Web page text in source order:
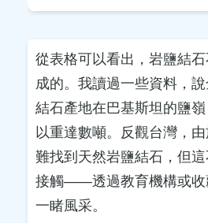
從表格可以看出，岩鹽結
成的。我讀過一些資料，
結石產地在巴基斯坦的鹽
以重達數噸。反觀台灣，
難找到天然岩鹽結石，但
接觸——透過教育機構或收
一睹風采。